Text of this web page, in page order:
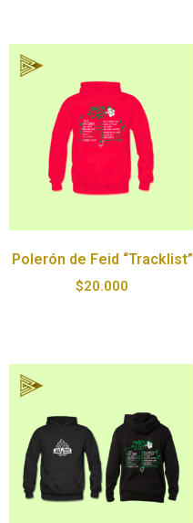
Polerón de Feid “Tracklist”
$20.000